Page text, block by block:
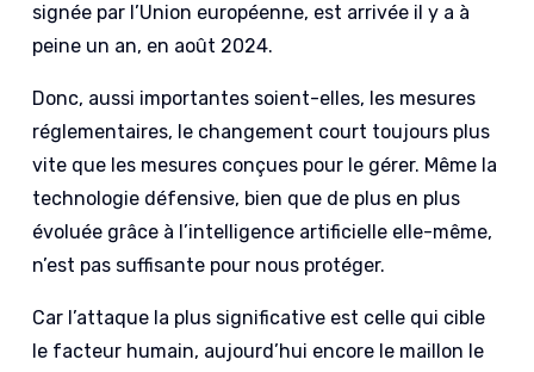
signée par l’Union européenne, est arrivée il y a à
peine un an, en août 2024.
Donc, aussi importantes soient-elles, les mesures
réglementaires, le changement court toujours plus
vite que les mesures conçues pour le gérer. Même la
technologie défensive, bien que de plus en plus
évoluée grâce à l’intelligence artificielle elle-même,
n’est pas suffisante pour nous protéger.
Car l’attaque la plus significative est celle qui cible
le facteur humain, aujourd’hui encore le maillon le